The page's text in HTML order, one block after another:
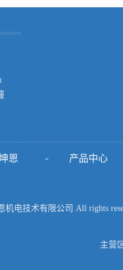
恩 产品中心
电技术有限公司 All rights
主营